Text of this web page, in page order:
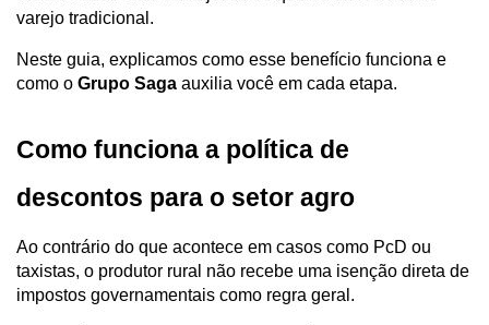
varejo tradicional.
Neste guia, explicamos como esse benefício funciona e
como o Grupo Saga auxilia você em cada etapa.
Como funciona a política de
descontos para o setor agro
Ao contrário do que acontece em casos como PcD ou
taxistas, o produtor rural não recebe uma isenção direta de
impostos governamentais como regra geral.